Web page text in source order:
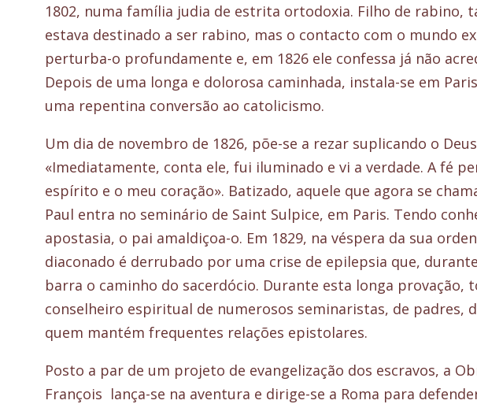
1802, numa família judia de estrita ortodoxia. Filho de rabino,
estava destinado a ser rabino, mas o contacto com o mundo
perturba-o profundamente e, em 1826 ele confessa já não
Depois de uma longa e dolorosa caminhada, instala-se em
uma repentina conversão ao catolicismo.
Um dia de novembro de 1826, põe-se a rezar suplicando o
«Imediatamente, conta ele, fui iluminado e vi a verdade. A fé
espírito e o meu coração». Batizado, aquele que agora se
Paul entra no seminário de Saint Sulpice, em Paris. Tendo
apostasia, o pai amaldiçoa-o. Em 1829, na véspera da sua
diaconado é derrubado por uma crise de epilepsia que,
barra o caminho do sacerdócio. Durante esta longa provação,
conselheiro espiritual de numerosos seminaristas, de padres,
quem mantém frequentes relações epistolares.
Posto a par de um projeto de evangelização dos escravos, a
François lança-se na aventura e dirige-se a Roma para